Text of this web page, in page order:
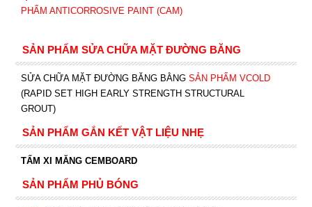
PHẨM ANTICORROSIVE PAINT (CAM)
SẢN PHẨM SỬA CHỮA MẶT ĐƯỜNG BĂNG
SỬA CHỮA MẶT ĐƯỜNG BĂNG BẰNG SẢN PHẨM VCOLD
(RAPID SET HIGH EARLY STRENGTH STRUCTURAL
GROUT)
SẢN PHẨM GẮN KẾT VẬT LIỆU NHẸ
TẤM XI MĂNG CEMBOARD
SẢN PHẨM PHỦ BÓNG